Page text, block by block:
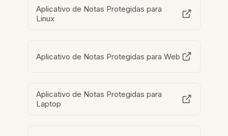
Aplicativo de Notas Protegidas para
Linux
Aplicativo de Notas Protegidas para Web
Aplicativo de Notas Protegidas para
Laptop